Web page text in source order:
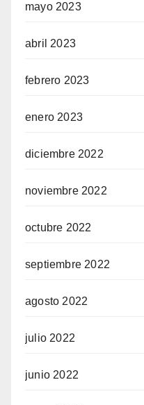
mayo 2023
abril 2023
febrero 2023
enero 2023
diciembre 2022
noviembre 2022
octubre 2022
septiembre 2022
agosto 2022
julio 2022
junio 2022